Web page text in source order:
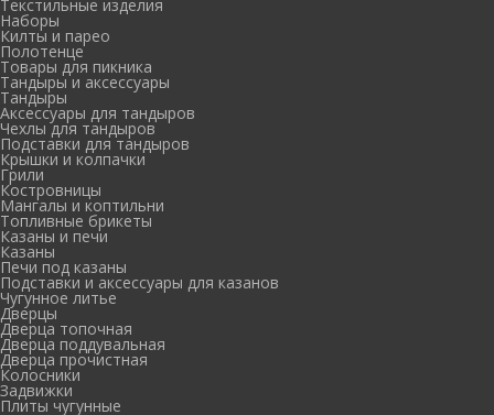
Текстильные изделия
Наборы
Килты и парео
Полотенце
Товары для пикника
Тандыры и аксессуары
Тандыры
Аксессуары для тандыров
Чехлы для тандыров
Подставки для тандыров
Крышки и колпачки
Грили
Костровницы
Мангалы и коптильни
Топливные брикеты
Казаны и печи
Казаны
Печи под казаны
Подставки и аксессуары для казанов
Чугунное литье
Дверцы
Дверца топочная
Дверца поддувальная
Дверца прочистная
Колосники
Задвижки
Плиты чугунные